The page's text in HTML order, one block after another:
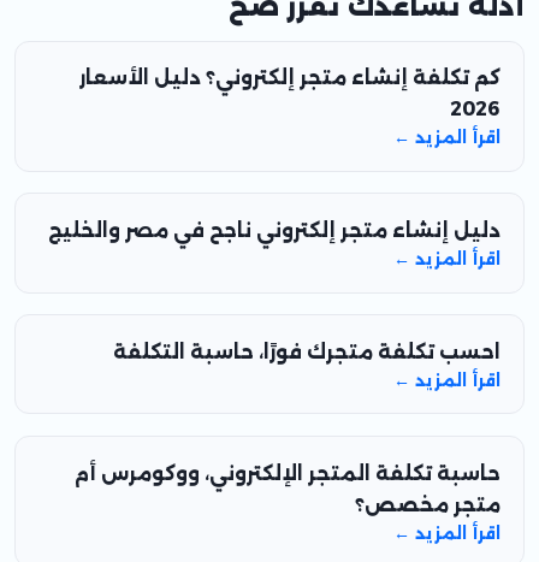
كم تكلفة إنشاء متجر إلكتروني؟ دليل الأسعار
2026
اقرأ المزيد ←
دليل إنشاء متجر إلكتروني ناجح في مصر والخليج
اقرأ المزيد ←
احسب تكلفة متجرك فورًا، حاسبة التكلفة
اقرأ المزيد ←
حاسبة تكلفة المتجر الإلكتروني، ووكومرس أم
متجر مخصص؟
اقرأ المزيد ←